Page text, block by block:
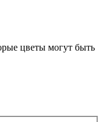
цветы могут быть